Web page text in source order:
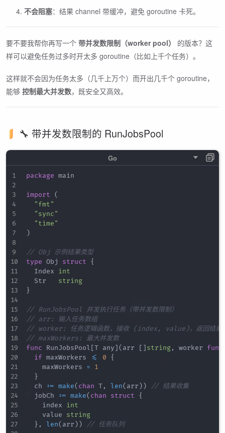
不会阻塞：结果 channel 带缓冲，避免 goroutine 卡死。
要不要我帮你再写一个 带并发数限制（worker pool）
的版本？这
样可以避免任务过多时开太多 goroutine（比如上千个任务）。
这样就不会因为任务太多（几千上万个）而开出几千个 goroutine，
能够 控制最大并发数，既安全又高效。
🔧 带并发数限制的 RunJobsPool
package main
import
(
"fmt"
"sync"
"time"
)
// Obj 示例结果类型
type Obj struct
{
	Index
int
	Str
string
}
// RunJobsPool 并发执行任务（带并发数限制）
// arr: 输入任务数组
// worker: 任务逻辑函数，接收 (index, value)，返回结果
// maxWorkers: 最大并发数
func RunJobsPool [T any] ( arr [ ] string, worker func
if maxWorkers <= 0
{
		maxWorkers
=
1
}
	ch
:= make( chan T, len( arr ) )
// 结果收集
	jobCh
:= make( chan struct
{
		index
int
		value
string
} , len( arr ) ) // 任务队列